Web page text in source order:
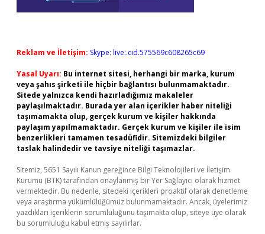
Reklam ve İletişim: Skype: live:.cid.575569c608265c69
Yasal Uyarı: Bu internet sitesi, herhangi bir marka, kurum
veya şahıs şirketi ile hiçbir bağlantısı bulunmamaktadır.
Sitede yalnızca kendi hazırladığımız makaleler
paylaşılmaktadır. Burada yer alan içerikler haber niteliği
taşımamakta olup, gerçek kurum ve kişiler hakkında
paylaşım yapılmamaktadır. Gerçek kurum ve kişiler ile isim
benzerlikleri tamamen tesadüfidir. Sitemizdeki bilgiler
taslak halindedir ve tavsiye niteliği taşımazlar.
Sitemiz, 5651 Sayılı Kanun gereğince Bilgi Teknolojileri ve İletişim
Kurumu (BTK) tarafından onaylanmış bir Yer Sağlayıcı olarak hizmet
vermektedir. Bu nedenle, sitedeki içerikleri proaktif olarak denetleme
veya araştırma yükümlülüğümüz bulunmamaktadır. Ancak, üyelerimiz
yazdıkları içeriklerin sorumluluğunu taşımakta olup, siteye üye olarak
bu sorumluluğu kabul etmiş sayılırlar.